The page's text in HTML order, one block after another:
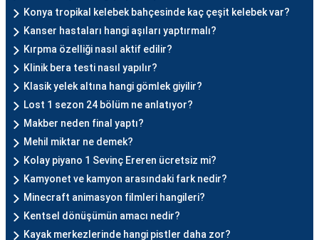
Konya tropikal kelebek bahçesinde kaç çeşit kelebek var?
Kanser hastaları hangi aşıları yaptırmalı?
Kırpma özelliği nasıl aktif edilir?
Klinik bera testi nasıl yapılır?
Klasik yelek altına hangi gömlek giyilir?
Lost 1 sezon 24 bölüm ne anlatıyor?
Makber neden final yaptı?
Mehil miktar ne demek?
Kolay piyano 1 Sevinç Ereren ücretsiz mi?
Kamyonet ve kamyon arasındaki fark nedir?
Minecraft animasyon filmleri hangileri?
Kentsel dönüşümün amacı nedir?
Kayak merkezlerinde hangi pistler daha zor?